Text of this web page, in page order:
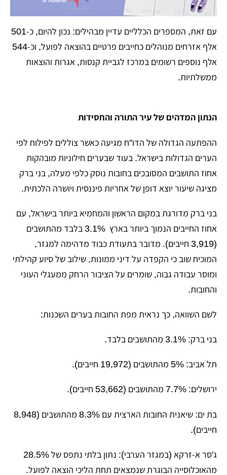
​עם זאת, המספרים הכלליים עדיין מבהילים: נכון להיום, כ-501
אלף אזרחים מנוהלים כחייבים פרטיים בהוצאה לפועל, וכ-544
אלף נוספים רשומים במרכז לגביית קנסות, אגרות והוצאות
ממשלתיות.
הנתון המדהים של עיר התורה והחסידות
​ההפתעה הגדולה של הדו"ח מגיעה כאשר צוללים לפילוח לפי
הערים הגדולות בישראל. בעוד שבערים חילוניות מובהקות
אחוז התושבים המסובכים בחובות נוסק כלפי מעלה, בני ברק
מציגה שיעור יוצא דופן של אחריות פיננסית ויושרה הלכתית.
​בני ברק מדורגת במקום הראשון והמחמיא ביותר בישראל, עם
אחוז החייבים הנמוך ביותר בארץ 3.1% בלבד מהתושבים
(3,919 חייבים). מדובר בתעודת כבוד מדהימה למגזר,
המוכיח שוב כי הקפדה על דיני ממונות, שילוב של סיוע קהילתי
ומוסר עבודה גבוה, שומרים על הציבור הרחק ממעגלי העוני
והחובות.
​לשם השוואה, כך נראית מפת החובות בערים השכנות:
​בני ברק: 3.1% מהתושבים בלבד.
​תל אביב: 5% מהתושבים (19,972 חייבים).
​ירושלים: 7.7% מהתושבים (53,662 חייבים).
​בת ים: שיאנית החובות הארצית עם 8.3% מהתושבים (8,948
חייבים).
​ג'סר א-זרקא (במגזר הערבי): נתון בלתי נתפס של 28.5%
מהאוכלוסייה הבוגרת שנמצאים תחת הליכי הוצאה לפועל.